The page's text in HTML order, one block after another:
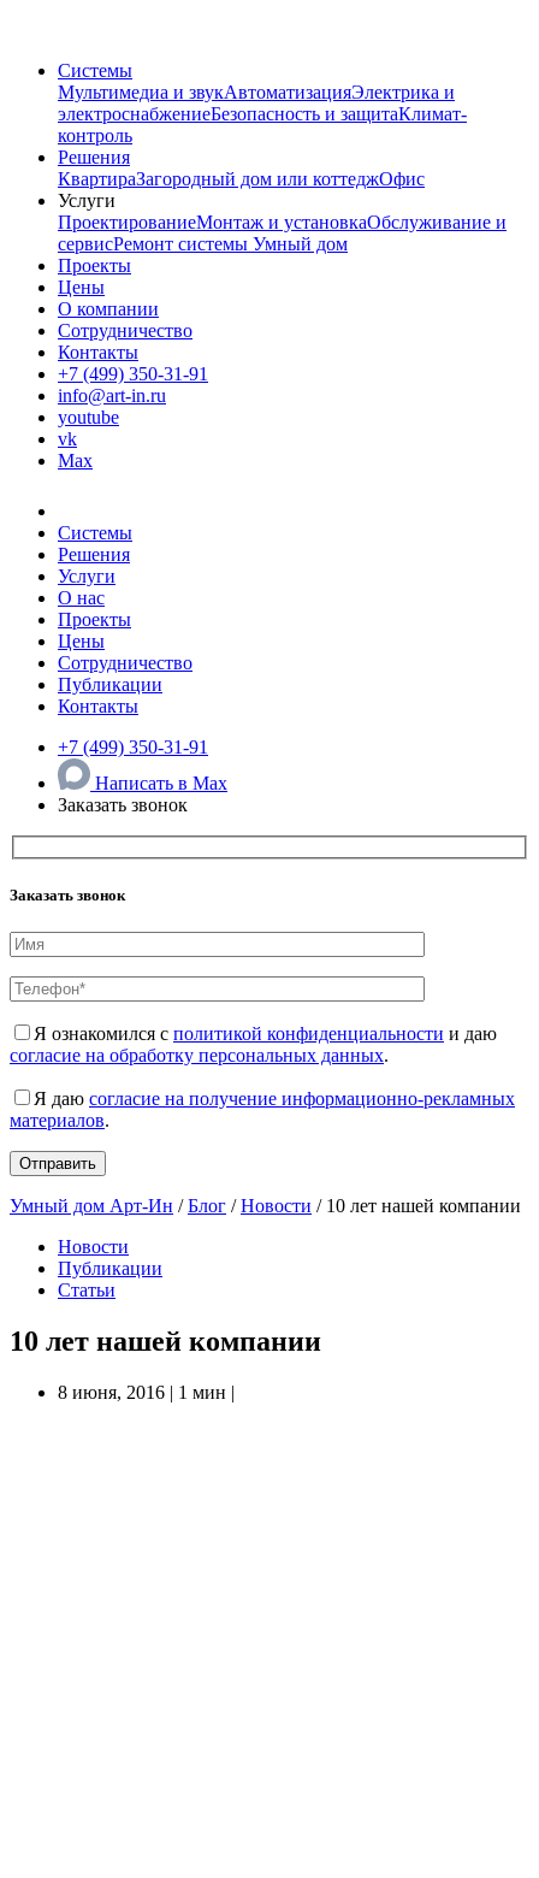
Системы
Мультимедиа и звукАвтоматизацияЭлектрика и
электроснабжениеБезопасность и защитаКлимат-
контроль
Решения
КвартираЗагородный дом или коттеджОфис
Услуги
ПроектированиеМонтаж и установкаОбслуживание и
сервисРемонт системы Умный дом
Проекты
Цены
О компании
Сотрудничество
Контакты
+7 (499) 350-31-91
info@art-in.ru
youtube
vk
Max
Системы
Решения
Услуги
О нас
Проекты
Цены
Сотрудничество
Публикации
Контакты
+7 (499) 350-31-91
Написать в Max
Заказать звонок
Заказать звонок
Я ознакомился с политикой конфиденциальности и даю
согласие на обработку персональных данных.
Я даю согласие на получение информационно-рекламных
материалов.
Умный дом Арт-Ин /Блог /Новости / 10 лет нашей компании
Новости
Публикации
Статьи
10 лет нашей компании
8 июня, 2016 | 1 мин |